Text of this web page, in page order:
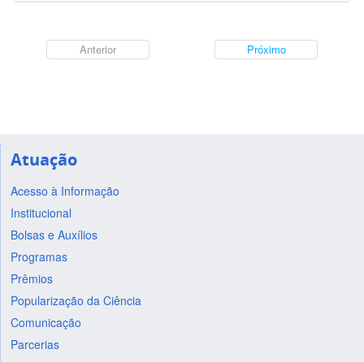
Anterior Próximo
Atuação
Acesso à Informação
Institucional
Bolsas e Auxílios
Programas
Prêmios
Popularização da Ciência
Comunicação
Parcerias